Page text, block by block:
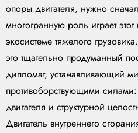
опоры двигателя, нужно
многогранную роль играет
экосистеме тяжелого
это тщательно продуманный
дипломат, устанавливающий
противоборствующими
двигателя и структурной
Двигатель внутреннего